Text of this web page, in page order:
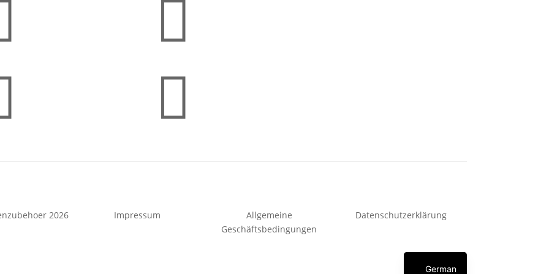


2026 Impressum
Allgemeine
Geschäftsbedingungen
Datenschutzerklärung
German